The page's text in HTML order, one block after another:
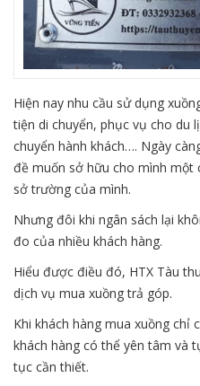
Hiện nay nhu cầu sử dụng
tiện di chuyển, phục vụ cho du
chuyển hành khách…. Ngày
đề muốn sở hữu cho mình một
sở trường của mình.
Nhưng đôi khi ngân sách lại
đo của nhiều khách hàng.
Hiểu được điều đó, HTX Tàu
dịch vụ mua xuồng trả góp.
Khi khách hàng mua xuồng chỉ
khách hàng có thể yên tâm và
tục cần thiết.